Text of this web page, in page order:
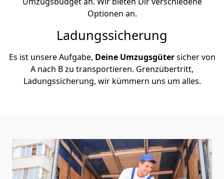
Optionen an.
Ladungssicherung
Es ist unsere Aufgabe, Deine Umzugsgütersicher von
A nach B zu transportieren. Grenzübertritt,
Ladungssicherung, wir kümmern uns um alles.